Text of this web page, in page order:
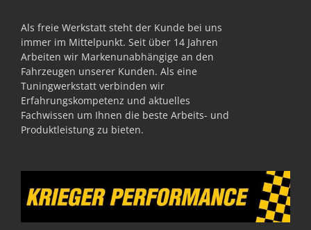
Als freie Werkstatt steht der Kunde bei uns
immer im Mittelpunkt. Seit über 14 Jahren
Arbeiten wir Markenunabhängige an den
Fahrzeugen unserer Kunden. Als eine
Tuningwerkstatt verbinden wir
Erfahrungskompetenz und aktuelles
Fachwissen um Ihnen die beste Arbeits- und
Produktleistung zu bieten.